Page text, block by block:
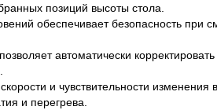
позиций высоты стола.
обеспечивает безопасность при
автоматически
и чувствительности изменения
и перегрева.